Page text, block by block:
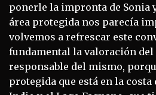
ponerle la impronta de Sonia
área protegida nos parecía
volvemos a refrescar este
fundamental la valoración del
responsable del mismo,
protegida que está en la costa